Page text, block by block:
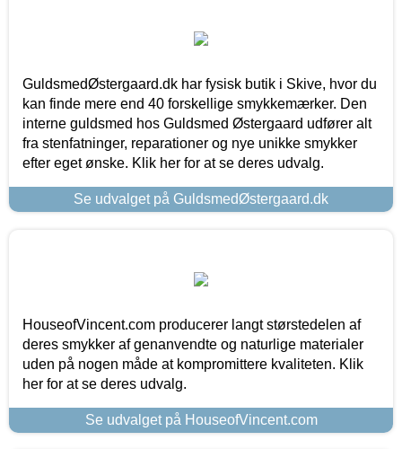
GuldsmedØstergaard.dk har fysisk butik i Skive, hvor du
kan finde mere end 40 forskellige smykkemærker. Den
interne guldsmed hos Guldsmed Østergaard udfører alt
fra stenfatninger, reparationer og nye unikke smykker
efter eget ønske. Klik her for at se deres udvalg.
Se udvalget på GuldsmedØstergaard.dk
HouseofVincent.com producerer langt størstedelen af
deres smykker af genanvendte og naturlige materialer
uden på nogen måde at kompromittere kvaliteten. Klik
her for at se deres udvalg.
Se udvalget på HouseofVincent.com